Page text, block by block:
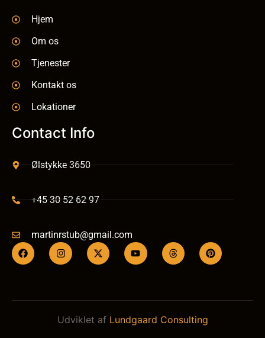
Hjem
Om os
Tjenester
Kontakt os
Lokationer
Contact Info
Ølstykke 3650
+45 30 52 62 97
martinrstub@gmail.com
Udviklet af Lundgaard Consulting